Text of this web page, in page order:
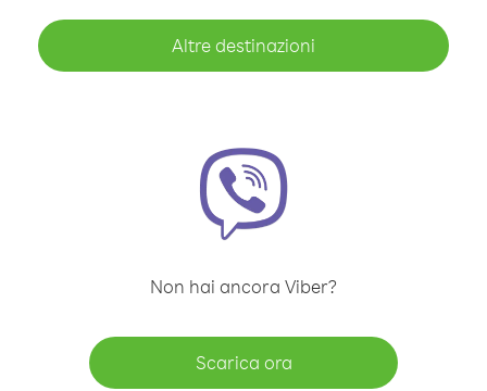
Altre destinazioni
Non hai ancora Viber?
Scarica ora